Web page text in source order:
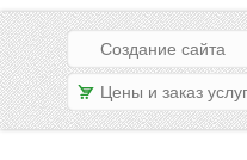
Создание сайта
Цены и заказ услуг